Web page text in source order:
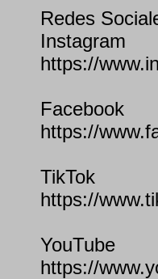
Redes
Instagram
https://
Facebook
https://
TikTok
https://
YouTube
https://